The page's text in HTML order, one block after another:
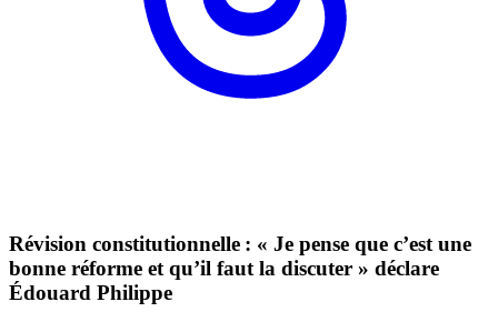
Révision constitutionnelle : « Je pense que c’est une
bonne réforme et qu’il faut la discuter » déclare
Édouard Philippe